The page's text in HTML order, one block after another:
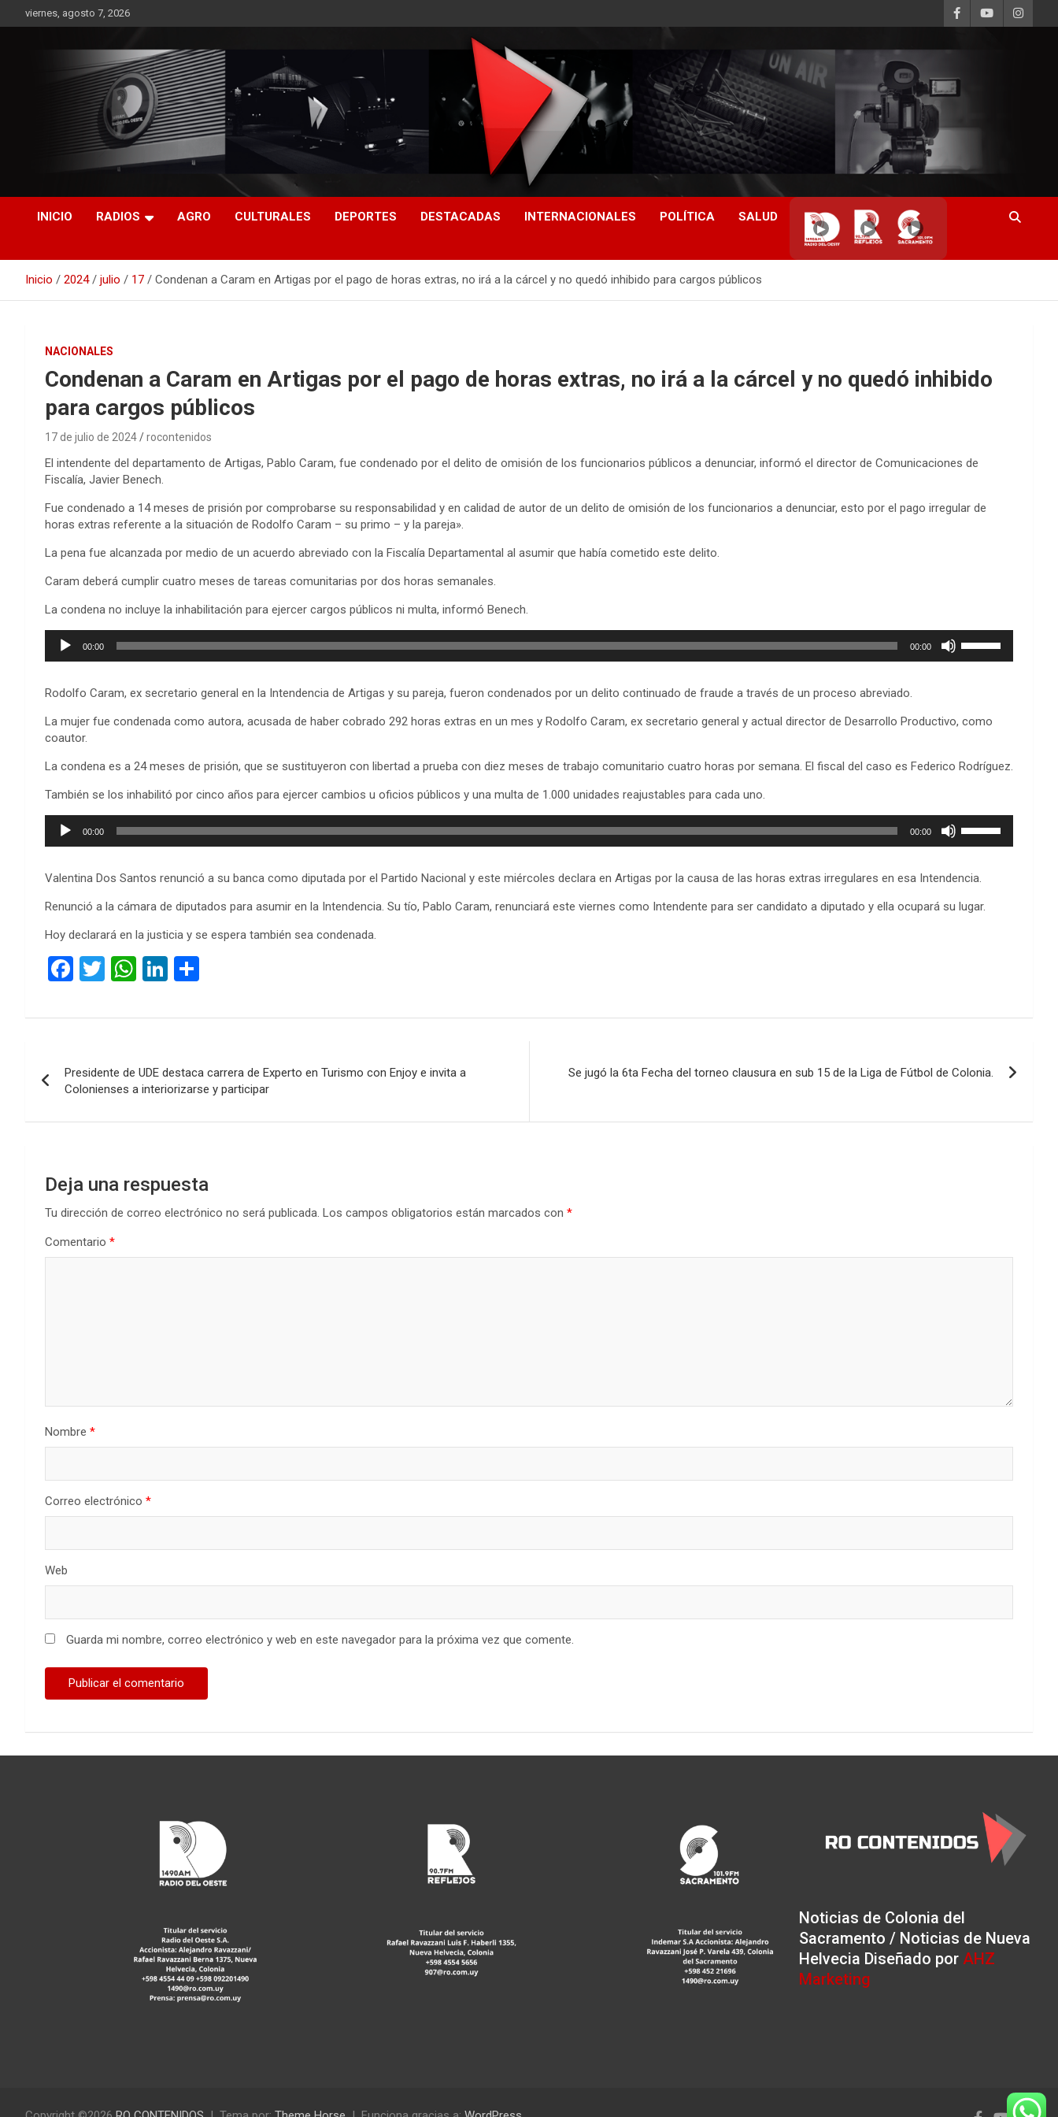
al
viernes, agosto 7, 2026
RO CONTENIDOS
INICIO RADIOS AGRO CULTURALES DEPORTES DESTACADAS INTERNACIONALES POLÍTICA SALUD
▶ ▶ ▶
Inicio 2024 julio 17 Condenan a Caram en Artigas por el pago de horas extras, no irá a la cárcel y no quedó inhibido para cargos públicos
NACIONALES
Condenan a Caram en Artigas por el pago de horas extras, no irá a la cárcel y no quedó inhibido
para cargos públicos
17 de julio de 2024 rocontenidos
El intendente del departamento de Artigas, Pablo Caram, fue condenado por el delito de omisión de los funcionarios públicos a denunciar, informó el director de Comunicaciones de
Fiscalía, Javier Benech.
Fue condenado a 14 meses de prisión por comprobarse su responsabilidad y en calidad de autor de un delito de omisión de los funcionarios a denunciar, esto por el pago irregular de
horas extras referente a la situación de Rodolfo Caram – su primo – y la pareja».
La pena fue alcanzada por medio de un acuerdo abreviado con la Fiscalía Departamental al asumir que había cometido este delito.
Caram deberá cumplir cuatro meses de tareas comunitarias por dos horas semanales.
La condena no incluye la inhabilitación para ejercer cargos públicos ni multa, informó Benech.
Reproductor
00:00 00:00
arriba/abajo
o
Rodolfo Caram, ex secretario general en la Intendencia de Artigas y su pareja, fueron condenados por un delito continuado de fraude a través de un proceso abreviado.
La mujer fue condenada como autora, acusada de haber cobrado 292 horas extras en un mes y Rodolfo Caram, ex secretario general y actual director de Desarrollo Productivo, como
coautor.
La condena es a 24 meses de prisión, que se sustituyeron con libertad a prueba con diez meses de trabajo comunitario cuatro horas por semana. El fiscal del caso es Federico Rodríguez.
También se los inhabilitó por cinco años para ejercer cambios u oficios públicos y una multa de 1.000 unidades reajustables para cada uno.
Reproductor
00:00 00:00
de
arriba/abajo
Valentina Dos Santos renunció a su banca como diputada por el Partido Nacional y este miércoles declara en Artigas por la causa de las horas extras irregulares en esa Intendencia.
Renunció a la cámara de diputados para asumir en la Intendencia. Su tío, Pablo Caram, renunciará este viernes como Intendente para ser candidato a diputado y ella ocupará su lugar.
Hoy declarará en la justicia y se espera también sea condenada.
F
ce
o
o
k
T
tt
W
at
A
p
p
Li
ke
n
m
ar
tir
de
entradas
Presidente de UDE destaca carrera de Experto en Turismo con Enjoy e invita a
Colonienses a interiorizarse y participar
Se jugó la 6ta Fecha del torneo clausura en sub 15 de la Liga de Fútbol de Colonia.
Deja una respuesta
Tu dirección de correo electrónico no será publicada. Los campos obligatorios están marcados con *
Comentario *
Nombre *
Correo electrónico *
Web
Guarda mi nombre, correo electrónico y web en este navegador para la próxima vez que comente.
Noticias de Colonia del
Sacramento / Noticias de Nueva
Helvecia Diseñado por AHZ
Marketing